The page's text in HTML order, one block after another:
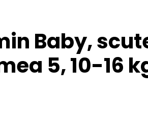
Baby,
5, 10-16